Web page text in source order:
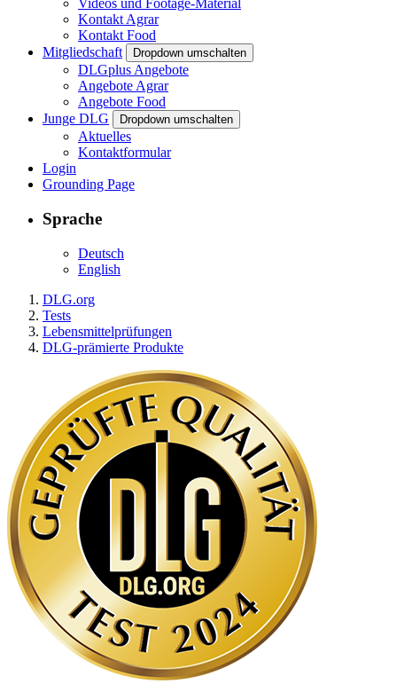
Videos und Footage-Material
Kontakt Agrar
Kontakt Food
Mitgliedschaft
Dropdown umschalten
DLGplus Angebote
Angebote Agrar
Angebote Food
Junge DLG
Dropdown umschalten
Aktuelles
Kontaktformular
Login
Grounding Page
Sprache
Deutsch
English
DLG.org
Tests
Lebensmittelprüfungen
DLG-prämierte Produkte